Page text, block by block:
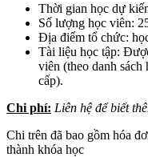
Thời gian học dự
Số lượng học viên:
Địa điểm tổ chức:
Tài liệu học tập:
viên (theo danh
cấp).
Chi phí: Liên hệ để biết
Chi trên đã bao gồm hóa
thành khóa học